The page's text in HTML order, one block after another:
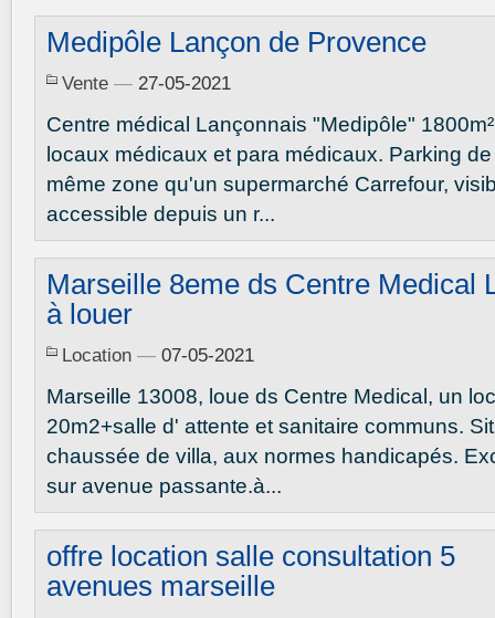
Medipôle Lançon de Provence
Vente — 27-05-2021
Centre médical Lançonnais "Medipôle"
locaux médicaux et para médicaux. Parking
même zone qu'un supermarché Carrefour,
accessible depuis un r...
Marseille 8eme ds Centre Medical
à louer
Location — 07-05-2021
Marseille 13008, loue ds Centre Medical, un
20m2+salle d' attente et sanitaire communs.
chaussée de villa, aux normes handicapés.
sur avenue passante.à...
offre location salle consultation 5
avenues marseille